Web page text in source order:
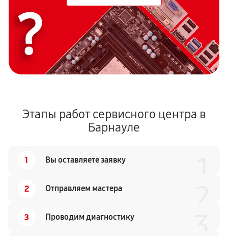
?
Этапы работ сервисного центра в
Барнауле
1 Вы оставляете заявку
2 Отправляем мастера
3 Проводим диагностику